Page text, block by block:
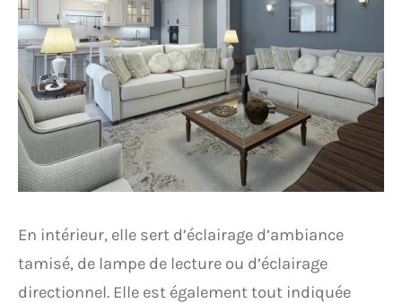
En intérieur, elle sert d’éclairage d’ambiance
tamisé, de lampe de lecture ou d’éclairage
directionnel. Elle est également tout indiquée